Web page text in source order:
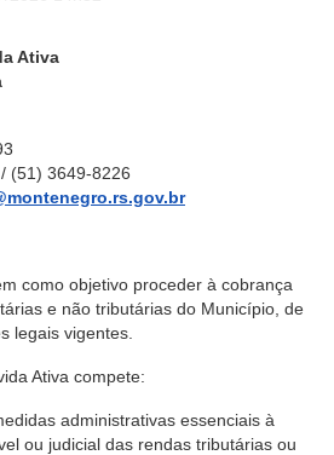
Ativa
(51) 3649-8226
como objetivo proceder à cobrança
e não tributárias do Município, de
legais vigentes.
Ativa compete:
administrativas essenciais à
ou judicial das rendas tributárias ou